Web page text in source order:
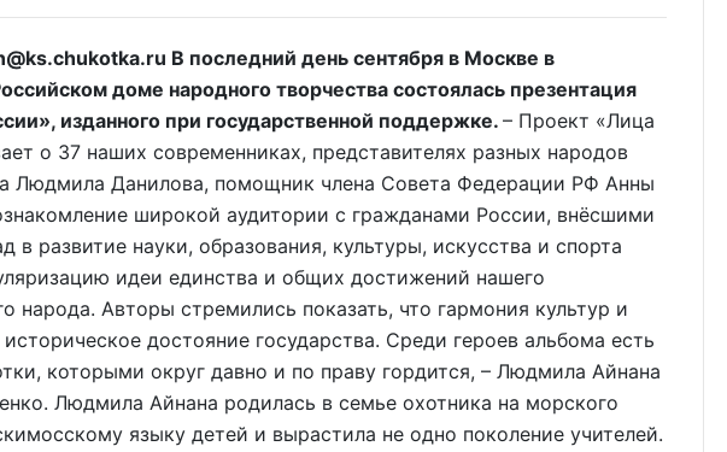
В последний день сентября в Москве в
доме народного творчества состоялась презентация
изданного при государственной поддержке. – Проект «Лица
о 37 наших современниках, представителях разных народов
Людмила Данилова, помощник члена Совета Федерации РФ Анны
широкой аудитории с гражданами России, внёсшими
в развитие науки, образования, культуры, искусства и спорта
идеи единства и общих достижений нашего
народа. Авторы стремились показать, что гармония культур и
достояние государства. Среди героев альбома есть
которыми округ давно и по праву гордится, – Людмила Айнана
Людмила Айнана родилась в семье охотника на морского
языку детей и вырастила не одно поколение учителей.